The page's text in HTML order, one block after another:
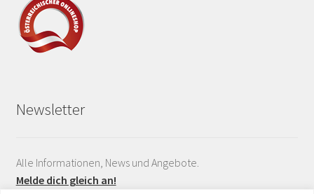
Newsletter
Alle Informationen, News und Angebote.
Melde dich gleich an!